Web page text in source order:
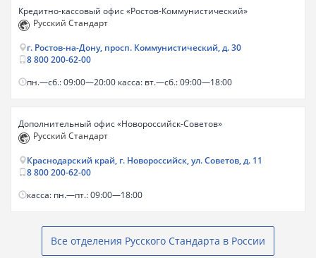
Кредитно-кассовый офис «Ростов-Коммунистический»
Русский Стандарт
г. Ростов-на-Дону, просп. Коммунистический, д. 30
8 800 200-62-00
пн.—сб.: 09:00—20:00 касса: вт.—сб.: 09:00—18:00
Дополнительный офис «Новороссийск-Советов»
Русский Стандарт
Краснодарский край, г. Новороссийск, ул. Советов, д. 11
8 800 200-62-00
касса: пн.—пт.: 09:00—18:00
Все отделения Русского Стандарта в России